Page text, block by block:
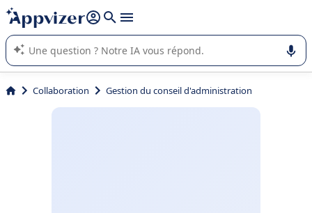
répondre (plusieurs lignes avec
L'IA de Appvizer vous guide dans l'utilisation ou la sélection de
logiciel SaaS en entreprise.
Collaboration Gestion du conseil d'administration